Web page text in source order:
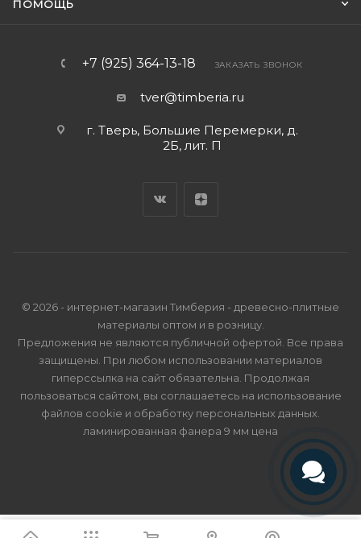
ПОМОЩЬ
+7 (925) 364-13-18 ЗАКАЗАТЬ ЗВОНОК
tver@timberia.ru
г. Тверь, Большие Перемерки, д.
2Б, лит. П
© 2026 - интернет-магазин Тимберия - древесно-плитные
материалы оптом и в розницу.
Предложения не являются публичной офертой. Все права
защищены. При любом использовании материалов
гиперссылка на сайт обязательна. Продолжая
пользоваться сайтом, вы соглашаетесь на использование
файлов cookie и обработку персональных данных
ламинированная фанера 9 мм цена